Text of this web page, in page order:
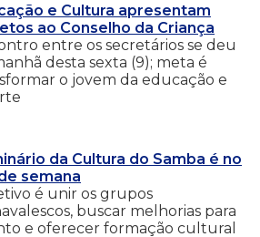
e Cultura apresentam
ao Conselho da Criança
entre os secretários se deu
desta sexta (9); meta é
o jovem da educação e
da Cultura do Samba é no
semana
é unir os grupos
buscar melhorias para
e oferecer formação cultural